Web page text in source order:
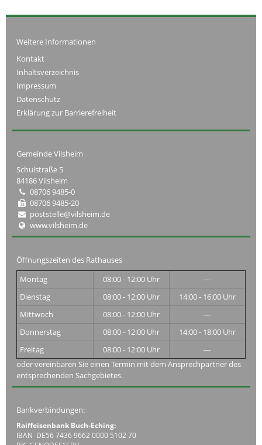
Weitere Informationen
Kontakt
Inhaltsverzeichnis
Impressum
Datenschutz
Erklärung zur Barrierefreiheit
Gemeinde Vilsheim
Schulstraße 5
84186 Vilsheim
08706 9485-0
08706 9485-20
poststelle@vilsheim.de
www.vilsheim.de
Öffnungszeiten des Rathauses
Montag
08:00 - 12:00 Uhr
---
Dienstag
08:00 - 12:00 Uhr
14:00 - 16:00 Uhr
Mittwoch
08:00 - 12:00 Uhr
---
Donnerstag
08:00 - 12:00 Uhr
14:00 - 18:00 Uhr
Freitag
08:00 - 12:00 Uhr
---
oder vereinbaren Sie einen Termin mit dem Ansprechpartner des
entsprechenden Sachgebietes.
Bankverbindungen:
Raiffeisenbank Buch-Eching:
IBAN DE56 7436 9662 0000 5102 70